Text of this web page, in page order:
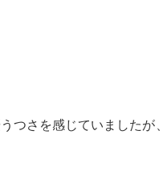
つさを感じていましたが